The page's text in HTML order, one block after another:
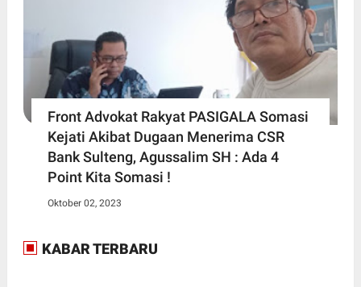
Front Advokat Rakyat PASIGALA Somasi
Kejati Akibat Dugaan Menerima CSR
Bank Sulteng, Agussalim SH : Ada 4
Point Kita Somasi !
Oktober 02, 2023
KABAR TERBARU